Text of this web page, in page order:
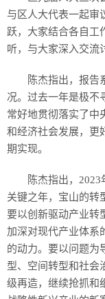
与区人大代表一起审
跃，大家结合各自工
听，与大家深入交流
陈杰指出，报告
况。过去一年是极不
常好地贯彻落实了中
和经济社会发展，更
期实现。
陈杰指出，
关键之年，宝山的转
要以创新驱动产业转
加深对现代产业体系
的动力。要以问题为
型、空间转型和社会
级再造，继续抢抓和